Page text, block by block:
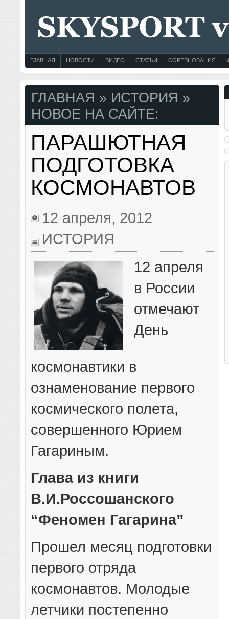
ГЛАВНАЯ НОВОСТИ ВИДЕО СТАТЬИ СОРЕВНОВАНИЯ
ГЛАВНАЯ » ИСТОРИЯ »
НОВОЕ НА САЙТЕ:
ПАРАШЮТНАЯ
ПОДГОТОВКА
КОСМОНАВТОВ
12 апреля, 2012
ИСТОРИЯ
12 апреля
в России
отмечают
День
космонавтики в
ознаменование первого
космического полета,
совершенного Юрием
Гагариным.
Глава из книги
В.И.Россошанского
“Феномен Гагарина”
Прошел месяц подготовки
первого отряда
космонавтов. Молодые
летчики постепенно